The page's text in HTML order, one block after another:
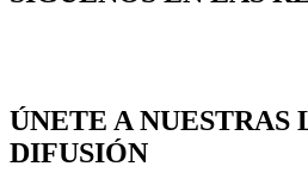
ÚNETE A NUESTRAS
DIFUSIÓN